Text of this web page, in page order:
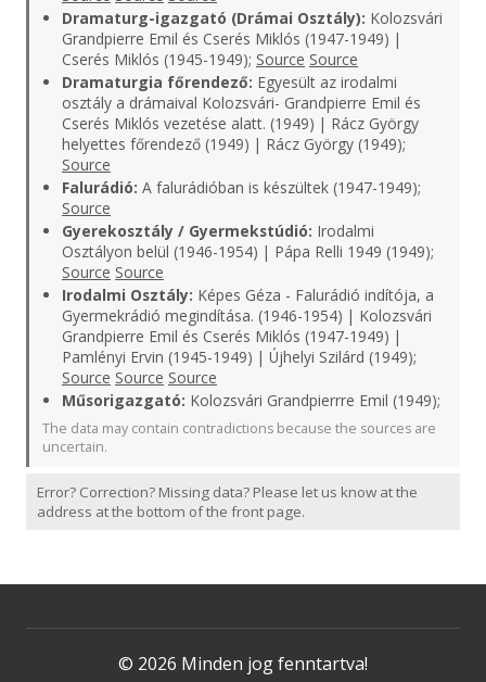
Dramaturg-igazgató (Drámai Osztály): Kolozsvári
Grandpierre Emil és Cserés Miklós (1947-1949) |
Cserés Miklós (1945-1949); Source Source
Dramaturgia főrendező: Egyesült az irodalmi
osztály a drámaival Kolozsvári- Grandpierre Emil és
Cserés Miklós vezetése alatt. (1949) | Rácz György
helyettes főrendező (1949) | Rácz György (1949);
Source
Falurádió: A falurádióban is készültek (1947-1949);
Source
Gyerekosztály / Gyermekstúdió: Irodalmi
Osztályon belül (1946-1954) | Pápa Relli 1949 (1949);
Source Source
Irodalmi Osztály: Képes Géza - Falurádió indítója, a
Gyermekrádió megindítása. (1946-1954) | Kolozsvári
Grandpierre Emil és Cserés Miklós (1947-1949) |
Pamlényi Ervin (1945-1949) | Újhelyi Szilárd (1949);
Source Source Source
Műsorigazgató: Kolozsvári Grandpierrre Emil (1949);
The data may contain contradictions because the sources are
uncertain.
Error? Correction? Missing data? Please let us know at the
address at the bottom of the front page.
© 2026 Minden jog fenntartva!